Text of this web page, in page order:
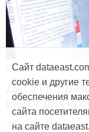
Продукты и
Дата Ист
карту для
#CarryMap
Сайт
cookie и другие
обеспечения
сайта
на сайте